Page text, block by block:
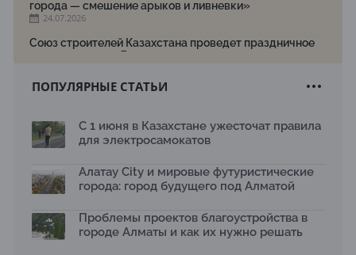
города — смешение арыков и ливневки»
24.07.2026
Союз строителей Казахстана проведет праздничное
мероприятие ко Дню строителя
Новый Строительный кодекс: что изменилось для
17.07.2026
рободоставки в Астане
15.07.2026
2026 принимает заявки до 31 июля
13.07.2026
ПОПУЛЯРНЫЕ СТАТЬИ
С 1 июня в Казахстане ужесточат правила
для электросамокатов
Алатау City и мировые футуристические
города: город будущего под Алматой
Проблемы проектов благоустройства в
городе Алматы и как их нужно решать